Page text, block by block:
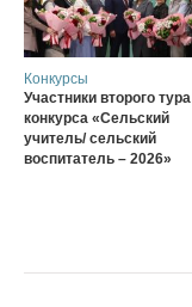
Конкурсы
Участники второго тура
конкурса «Сельский
учитель/ сельский
воспитатель – 2026»